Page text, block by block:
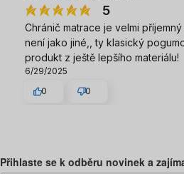
5
Chránič matrace je velmi
není jako jiné,, ty klasický
produkt z ještě lepšího materiálu!
6/29/2025
0
0
Předchozí
Přihlaste se k odběru novinek a